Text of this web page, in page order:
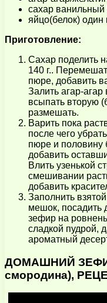
сахар ванильный
яйцо(белок) один
Приготовление:
Сахар поделить
140 г..
пюре, добавить
Залить агар-агар
всыпать вторую
размешать.
Варить пока
после чего
пюре и половину
добавить
Влить узенькой
смешивании
добавить
Заполнить
мешок, посадить
зефир на
сладкой пудрой,
ароматный
ДОМАШНИЙ
смородина),